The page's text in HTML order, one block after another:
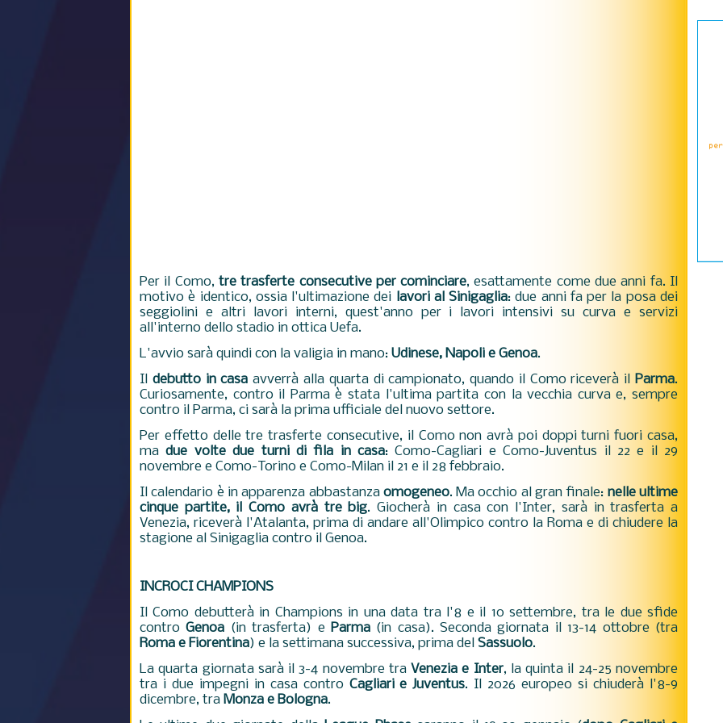
Per il Como, tre trasferte consecutive per cominciare, esattamente come due anni fa. Il
motivo è identico, ossia l'ultimazione dei lavori al Sinigaglia: due anni fa per la posa dei
seggiolini e altri lavori interni, quest'anno per i lavori intensivi su curva e servizi
all'interno dello stadio in ottica Uefa.
L'avvio sarà quindi con la valigia in mano: Udinese, Napoli e Genoa.
Il debutto in casa avverrà alla quarta di campionato, quando il Como riceverà ilParma.
Curiosamente, contro il Parma è stata l'ultima partita con la vecchia curva e, sempre
contro il Parma, ci sarà la prima ufficiale del nuovo settore.
Per effetto delle tre trasferte consecutive, il Como non avrà poi doppi turni fuori casa,
madue volte due turni di fila in casa: Como-Cagliari e Como-Juventus il 22 e il 29
novembre e Como-Torino e Como-Milan il 21 e il 28 febbraio.
Il calendario è in apparenza abbastanza omogeneo. Ma occhio al gran finale: nelle ultime
cinque partite, il Como avrà tre big. Giocherà in casa con l'Inter, sarà in trasferta a
Venezia, riceverà l'Atalanta, prima di andare all'Olimpico contro la Roma e di chiudere la
stagione al Sinigaglia contro il Genoa.
INCROCI CHAMPIONS
Il Como debutterà in Champions in una data tra l'8 e il 10 settembre, tra le due sfide
controGenoa (in trasferta) e Parma(in casa). Seconda giornata il 13-14 ottobre (tra
Roma e Fiorentina) e la settimana successiva, prima del Sassuolo.
La quarta giornata sarà il 3-4 novembre traVenezia e Inter, la quinta il 24-25 novembre
tra i due impegni in casa contro Cagliari e Juventus. Il 2026 europeo si chiuderà l'8-9
dicembre, tra Monza e Bologna.